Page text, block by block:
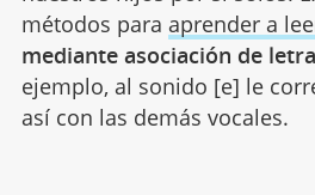
métodos para aprender a
mediante asociación de
ejemplo, al sonido [e] le
así con las demás vocales.